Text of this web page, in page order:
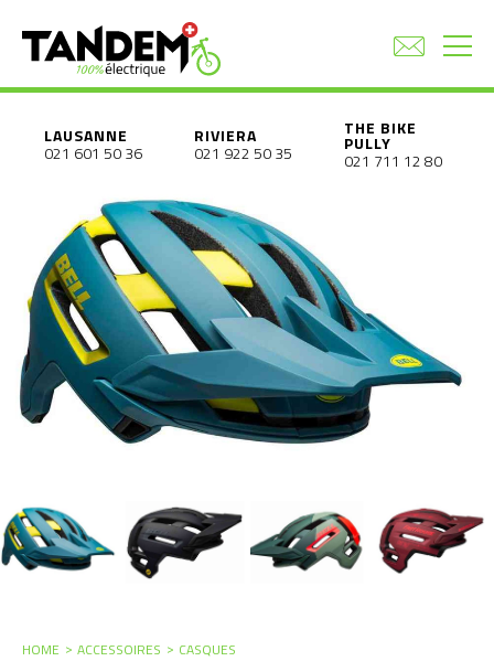
LAUSANNE
021 601 50 36
RIVIERA
021 922 50 35
THE BIKE
PULLY
021 711 12 80
HOME ACCESSOIRES CASQUES